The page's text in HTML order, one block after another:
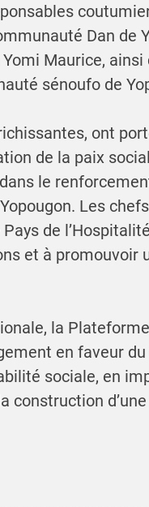
Dan de
Maurice,
sénoufo de
ont
de la paix
le
Les
de
et à promouvoir
la
en faveur
sociale, en
construction